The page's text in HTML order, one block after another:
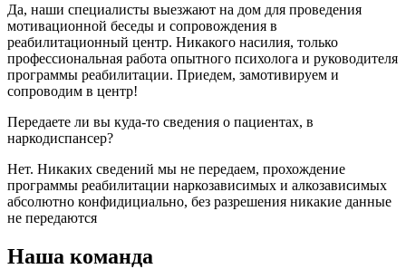
Да, наши специалисты выезжают на дом для проведения
мотивационной беседы и сопровождения в
реабилитационный центр. Никакого насилия, только
профессиональная работа опытного психолога и руководителя
программы реабилитации. Приедем, замотивируем и
сопроводим в центр!
Передаете ли вы куда-то сведения о пациентах, в
наркодиспансер?
Нет. Никаких сведений мы не передаем, прохождение
программы реабилитации наркозависимых и алкозависимых
абсолютно конфидициально, без разрешения никакие данные
не передаются
Наша команда